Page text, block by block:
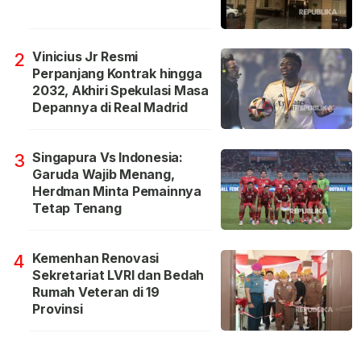
2 Vinicius Jr Resmi
Perpanjang Kontrak hingga
2032, Akhiri Spekulasi Masa
Depannya di Real Madrid
3 Singapura Vs Indonesia:
Garuda Wajib Menang,
Herdman Minta Pemainnya
Tetap Tenang
4 Kemenhan Renovasi
Sekretariat LVRI dan Bedah
Rumah Veteran di 19
Provinsi